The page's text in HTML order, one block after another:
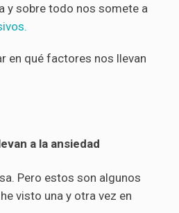
y sobre todo nos somete a
en qué factores nos llevan
a la ansiedad
Pero estos son algunos
visto una y otra vez en